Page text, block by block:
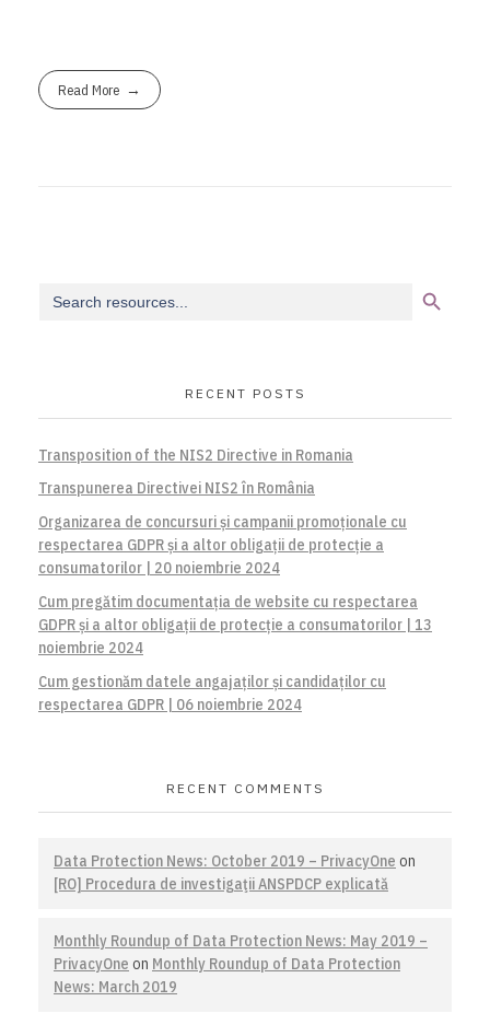
Read More
for:
RECENT POSTS
Transposition of the NIS2 Directive in Romania
Transpunerea Directivei NIS2 în România
Organizarea de concursuri și campanii promoționale cu
respectarea GDPR și a altor obligații de protecție a
consumatorilor | 20 noiembrie 2024
Cum pregătim documentația de website cu respectarea
GDPR și a altor obligații de protecție a consumatorilor | 13
noiembrie 2024
Cum gestionăm datele angajaților și candidaților cu
respectarea GDPR | 06 noiembrie 2024
RECENT COMMENTS
Data Protection News: October 2019 – PrivacyOne on
[RO] Procedura de investigaţii ANSPDCP explicată
Monthly Roundup of Data Protection News: May 2019 –
PrivacyOne on Monthly Roundup of Data Protection
News: March 2019